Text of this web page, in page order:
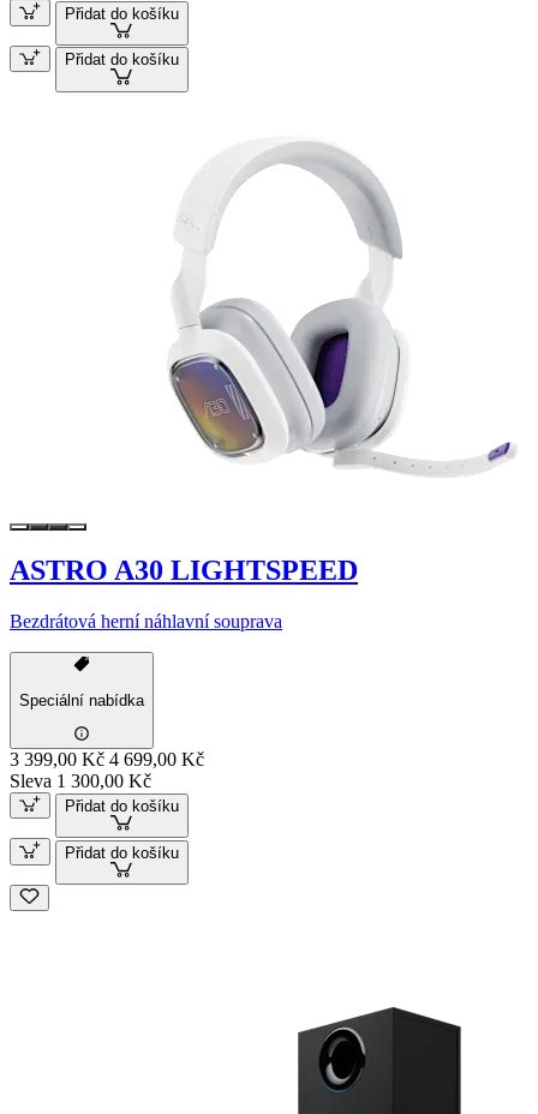
Přidat do košíku
Přidat do košíku
ASTRO A30 LIGHTSPEED
Bezdrátová herní náhlavní souprava
Speciální nabídka
3 399,00 Kč 4 699,00 Kč
Sleva 1 300,00 Kč
Přidat do košíku
Přidat do košíku